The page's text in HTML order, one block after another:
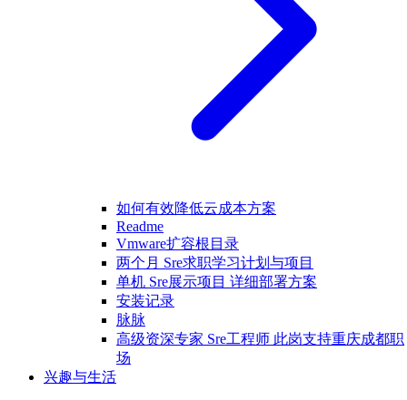
如何有效降低云成本方案
Readme
Vmware扩容根目录
两个月 Sre求职学习计划与项目
单机 Sre展示项目 详细部署方案
安装记录
脉脉
高级资深专家 Sre工程师 此岗支持重庆成都职
场
兴趣与生活